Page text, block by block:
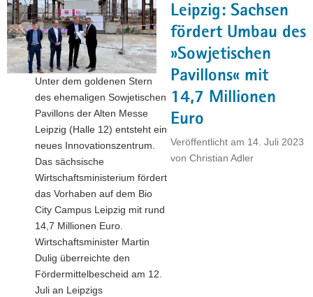
Bioinnovationszentrums
mit
fast
sieben
Millionen
Euro"
Leipzig: Sachsen
fördert Umbau des
»Sowjetischen
Pavillons« mit
14,7 Millionen
Euro
Veröffentlicht am 14. Juli 2023
von Christian Adler
Unter dem goldenen Stern
des ehemaligen Sowjetischen
Pavillons der Alten Messe
Leipzig (Halle 12) entsteht ein
neues Innovationszentrum.
Das sächsische
Wirtschaftsministerium fördert
das Vorhaben auf dem Bio
City Campus Leipzig mit rund
14,7 Millionen Euro.
Wirtschaftsminister Martin
Dulig überreichte den
Fördermittelbescheid am 12.
Juli an Leipzigs